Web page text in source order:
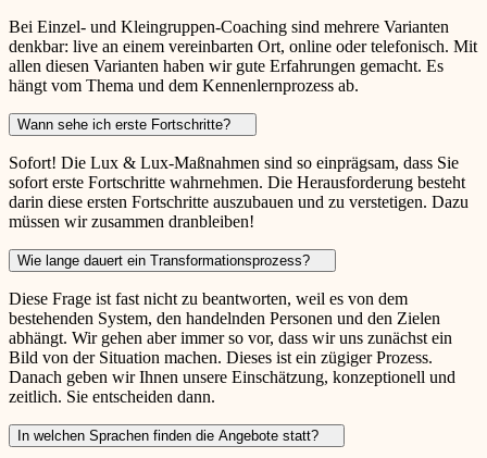
Bei Einzel- und Kleingruppen-Coaching sind mehrere Varianten
denkbar: live an einem vereinbarten Ort, online oder telefonisch. Mit
allen diesen Varianten haben wir gute Erfahrungen gemacht. Es
hängt vom Thema und dem Kennenlernprozess ab.
Wann sehe ich erste Fortschritte?
Sofort! Die Lux & Lux-Maßnahmen sind so einprägsam, dass Sie
sofort erste Fortschritte wahrnehmen. Die Herausforderung besteht
darin diese ersten Fortschritte auszubauen und zu verstetigen. Dazu
müssen wir zusammen dranbleiben!
Wie lange dauert ein Transformationsprozess?
Diese Frage ist fast nicht zu beantworten, weil es von dem
bestehenden System, den handelnden Personen und den Zielen
abhängt. Wir gehen aber immer so vor, dass wir uns zunächst ein
Bild von der Situation machen. Dieses ist ein zügiger Prozess.
Danach geben wir Ihnen unsere Einschätzung, konzeptionell und
zeitlich. Sie entscheiden dann.
In welchen Sprachen finden die Angebote statt?